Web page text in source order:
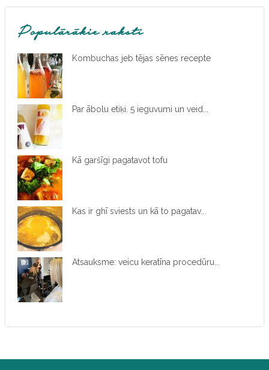
Populārākie raksti
Kombuchas jeb tējas sēnes recepte
Par ābolu etiķi. 5 ieguvumi un veid...
Kā garšīgi pagatavot tofu
Kas ir ghī sviests un kā to pagatav...
Atsauksme: veicu keratīna procedūru...